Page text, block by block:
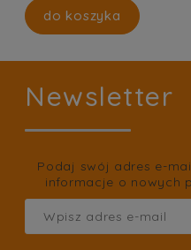
do koszyka
Newsletter
Podaj swój adres e-
informacje o nowych